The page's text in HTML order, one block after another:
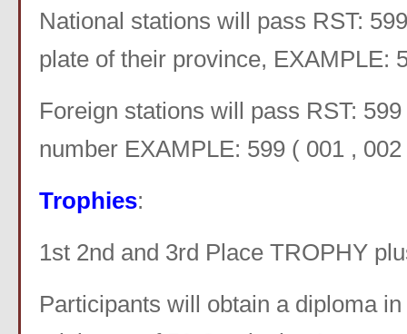
National stations will pass RST:
plate of their province, EXAMPLE:
Foreign stations will pass RST:
number EXAMPLE: 599 ( 001 ,
Trophies:
1st 2nd and 3rd Place TROPHY
Participants will obtain a diploma